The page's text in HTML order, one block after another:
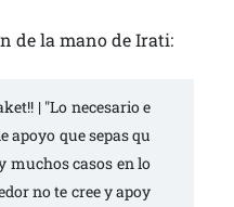
de la mano de Irati:
| "Lo necesario e
apoyo que sepas qu
muchos casos en lo
no te cree y apoy